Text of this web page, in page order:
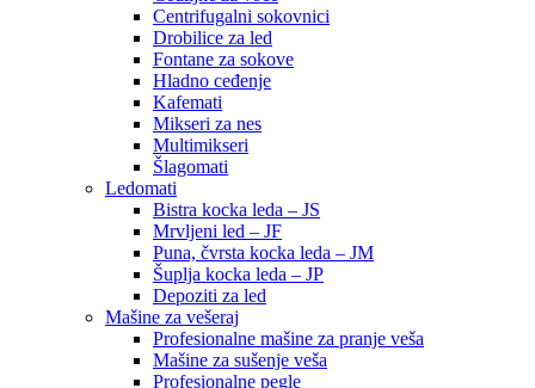
Centrifugalni sokovnici
Drobilice za led
Fontane za sokove
Hladno ceđenje
Kafemati
Mikseri za nes
Multimikseri
Šlagomati
Ledomati
Bistra kocka leda – JS
Mrvljeni led – JF
Puna, čvrsta kocka leda – JM
Šuplja kocka leda – JP
Depoziti za led
Mašine za vešeraj
Profesionalne mašine za pranje veša
Mašine za sušenje veša
Profesionalne pegle